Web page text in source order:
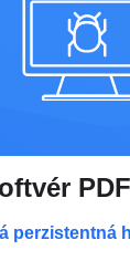
perzistentná